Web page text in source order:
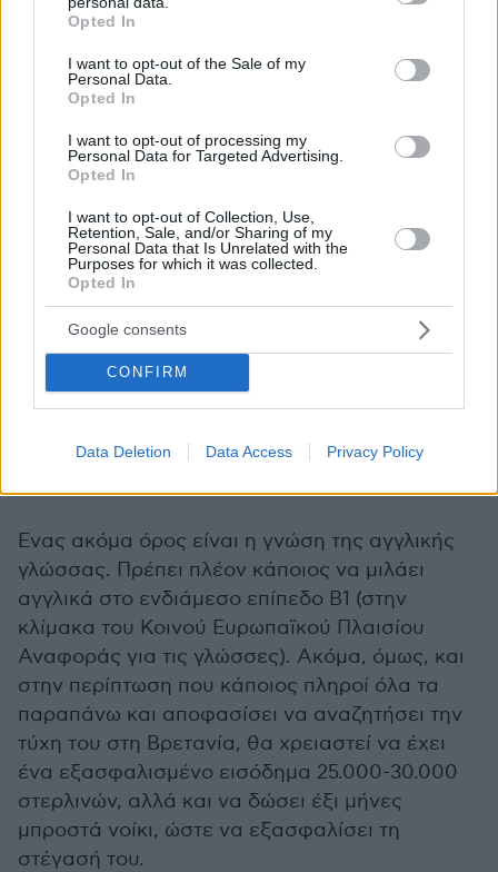
grant or deny consent to Google and its third-party tags to
use your data for below specified purposes in below Google
consent section.
Opted In
I want to opt-out of the Sale of my
Personal Data.
Opted In
I want to opt-out of processing my
Personal Data for Targeted Advertising.
Opted In
I want to opt-out of Collection, Use,
Retention, Sale, and/or Sharing of my
Personal Data that Is Unrelated with the
Purposes for which it was collected.
Opted In
Google consents
CONFIRM
Data Deletion Data Access Privacy Policy
χορηγείται βίζα εργασίας διάρκειας μονάχα 12
Το σύστημα πόντων για τους μετανάστες
περιλαμβάνει μία κατηγορία βίζας για
ειδικευμένο εργατικό δυναμικό. Για να έχει
πρέπει να αποδείξει ότι κάποιος εργοδότης,
εγκεκριμένος από το υπουργείο Εσωτερικών
(Home Office), του προσφέρει θέση εργασίας
για να εργαστεί στο απαιτούμενο επίπεδο
εξειδίκευσης. Ο μισθός που θα λαμβάνει από
τον εργοδότη οφείλει να ανέρχεται
τουλάχιστον στο κατώτατο όριο μισθών
αγοραίο μισθό για τη συγκεκριμένη εργασία -
Ενας ακόμα όρος είναι η γνώση της αγγλικής
γλώσσας. Πρέπει πλέον κάποιος να μιλάει
αγγλικά στο ενδιάμεσο επίπεδο Β1 (στην
κλίμακα του Κοινού Ευρωπαϊκού Πλαισίου
Αναφοράς για τις γλώσσες). Ακόμα, όμως, και
στην περίπτωση που κάποιος πληροί όλα τα
παραπάνω και αποφασίσει να αναζητήσει την
τύχη του στη Βρετανία, θα χρειαστεί να έχει
ένα εξασφαλισμένο εισόδημα 25.000-30.000
στερλινών, αλλά και να δώσει έξι μήνες
μπροστά νοίκι, ώστε να εξασφαλίσει τη
στέγασή του.